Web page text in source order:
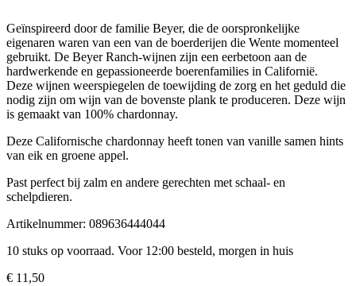
Geïnspireerd door de familie Beyer, die de oorspronkelijke
eigenaren waren van een van de boerderijen die Wente momenteel
gebruikt. De Beyer Ranch-wijnen zijn een eerbetoon aan de
hardwerkende en gepassioneerde boerenfamilies in Californië.
Deze wijnen weerspiegelen de toewijding de zorg en het geduld die
nodig zijn om wijn van de bovenste plank te produceren. Deze wijn
is gemaakt van 100% chardonnay.
Deze Californische chardonnay heeft tonen van vanille samen hints
van eik en groene appel.
Past perfect bij zalm en andere gerechten met schaal- en
schelpdieren.
Artikelnummer: 089636444044
10 stuks op voorraad. Voor 12:00 besteld, morgen in huis
€ 11,50